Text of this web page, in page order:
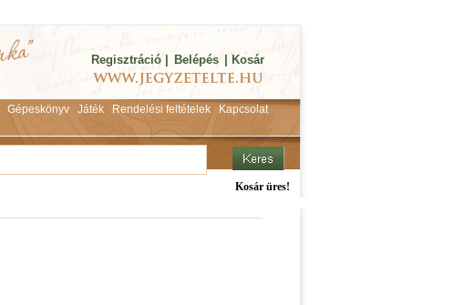
Regisztráció Belépés Kosár
Gépeskönyv Játék Rendelési feltételek Kapcsolat
Kosár üres!